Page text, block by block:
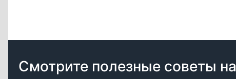
Смотрите полезные советы на